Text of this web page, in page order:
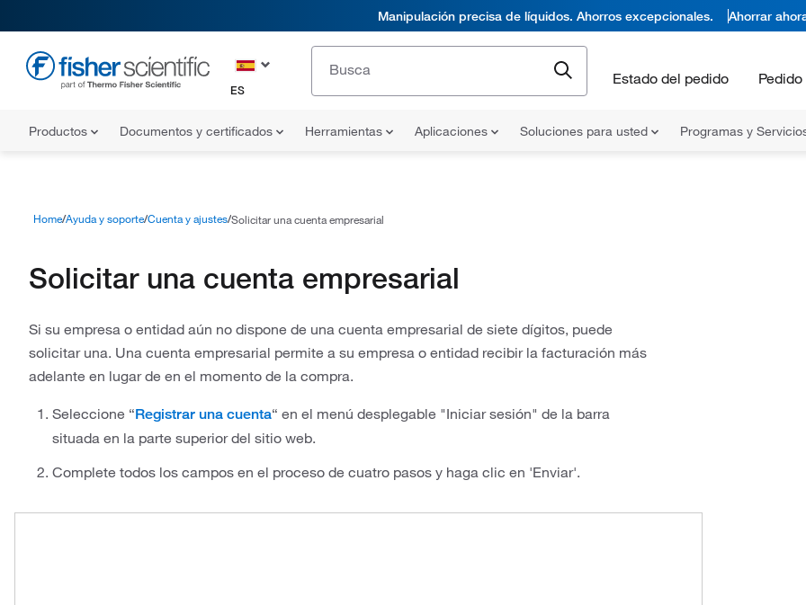
Manipulación precisa de líquidos. Ahorros excepcionales. Ahorrar
ES
Estado del pedido
Productos Documentos y certificados Herramientas Aplicaciones Soluciones para usted Programas y
Home Ayuda y soporte Cuenta y ajustes Solicitar una cuenta empresarial
Solicitar una cuenta empresarial
Si su empresa o entidad aún no dispone de una cuenta empresarial de siete dígitos, puede
solicitar una. Una cuenta empresarial permite a su empresa o entidad recibir la facturación más
adelante en lugar de en el momento de la compra.
Seleccione “Registrar una cuenta“ en el menú desplegable "Iniciar sesión" de la barra
situada en la parte superior del sitio web.
Complete todos los campos en el proceso de cuatro pasos y haga clic en 'Enviar'.